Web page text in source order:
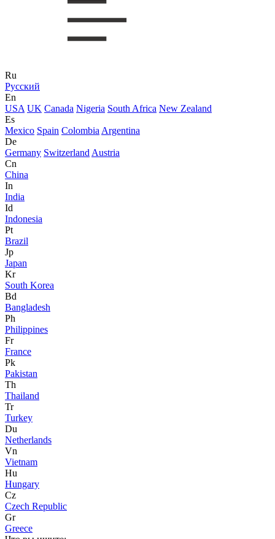
Ru
Русский
En
USA UK Canada Nigeria South Africa New Zealand
Es
Mexico Spain Colombia Argentina
De
Germany Switzerland Austria
Cn
China
In
India
Id
Indonesia
Pt
Brazil
Jp
Japan
Kr
South Korea
Bd
Bangladesh
Ph
Philippines
Fr
France
Pk
Pakistan
Th
Thailand
Tr
Turkey
Du
Netherlands
Vn
Vietnam
Hu
Hungary
Cz
Czech Republic
Gr
Greece